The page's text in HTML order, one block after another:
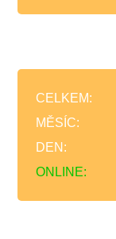
ONLINE:
CELKEM:
MĚSÍC:
DEN: